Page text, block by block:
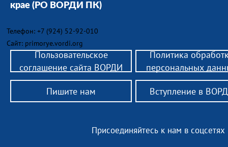
крае (РО ВОРДИ ПК)
Телефон: +7 (924) 52-92-010
Сайт: primorye.vordi.org
Пишите нам Вступление в
Присоединяйтесь к нам в соцсетях
Пользовательское
соглашение сайта ВОРДИ
Политика
персональных